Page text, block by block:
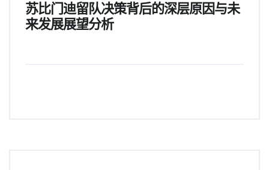
苏比门迪留队决策背后的深层原因与未
来发展展望分析